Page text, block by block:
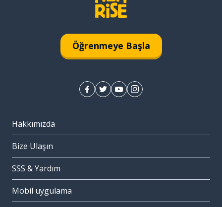
Öğrenmeye Başla
Hakkımızda
Bize Ulaşın
SSS & Yardım
Mobil uygulama